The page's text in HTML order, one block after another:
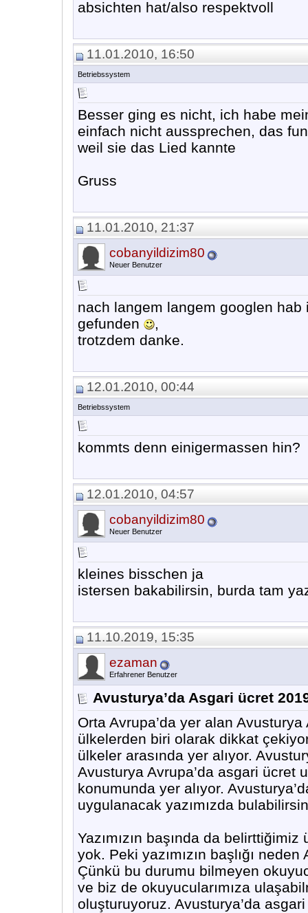
absichten hat/also respektvoll
11.01.2010, 16:50
Betriebssystem
Besser ging es nicht, ich habe
einfach nicht aussprechen, das
weil sie das Lied kannte
Gruss
11.01.2010, 21:37
cobanyildizim80
Neuer Benutzer
nach langem langem googlen
gefunden
,
trotzdem danke.
12.01.2010, 00:44
Betriebssystem
kommts denn einigermassen hin?
12.01.2010, 04:57
cobanyildizim80
Neuer Benutzer
kleines bisschen ja
istersen bakabilirsin, burda tam
11.10.2019, 15:35
ezaman
Erfahrener Benutzer
Avusturya’da Asgari ücret
Orta Avrupa’da yer alan Avusturya
ülkelerden biri olarak dikkat
ülkeler arasında yer alıyor.
Avusturya Avrupa’da asgari ücret
konumunda yer alıyor.
uygulanacak yazımızda
Yazımızın başında da
yok. Peki yazımızın başlığı
Çünkü bu durumu bilmeyen
ve biz de okuyucularımıza
oluşturuyoruz. Avusturya’da